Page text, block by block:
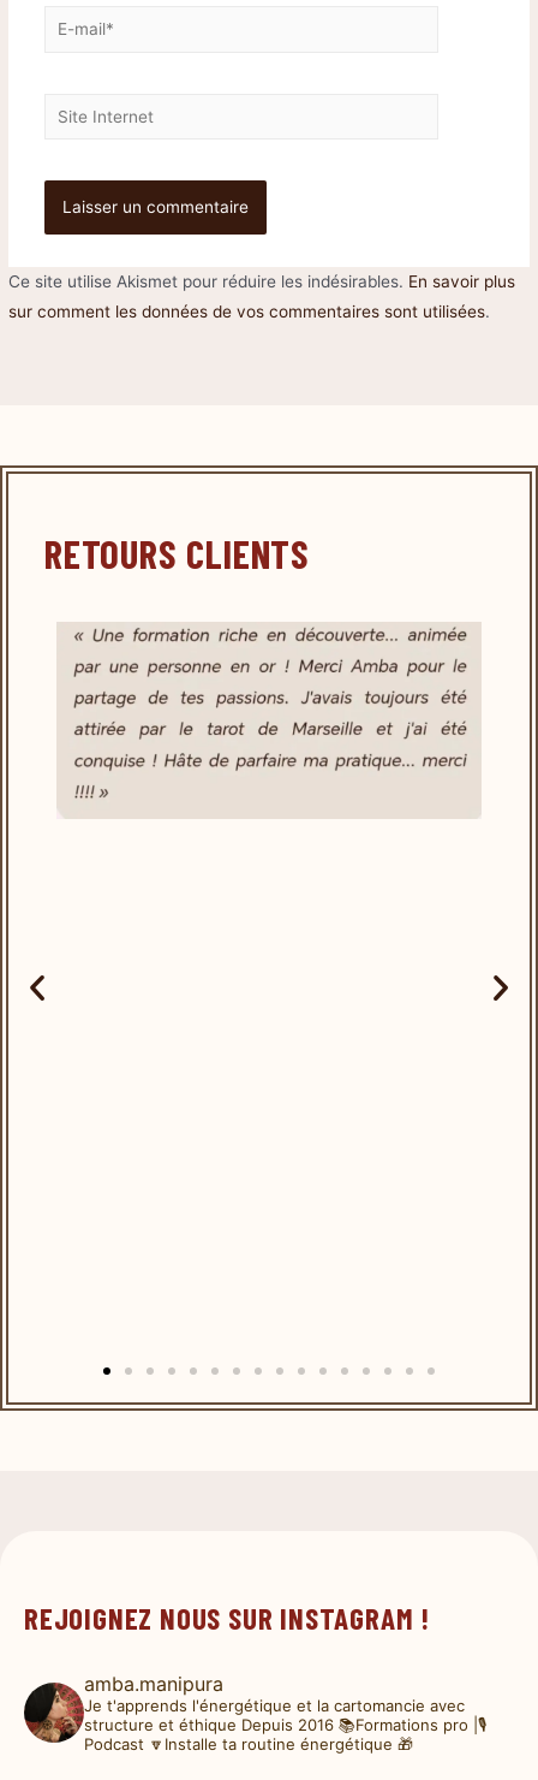
Ce site utilise Akismet pour réduire les indésirables. En savoir plus
sur comment les données de vos commentaires sont utilisées.
RETOURS CLIENTS
REJOIGNEZ NOUS SUR INSTAGRAM !
amba.manipura
Je t'apprends l'énergétique et la cartomancie avec
structure et éthique Depuis 2016 📚Formations pro |🎙️
Podcast 🔽Installe ta routine énergétique 🎁